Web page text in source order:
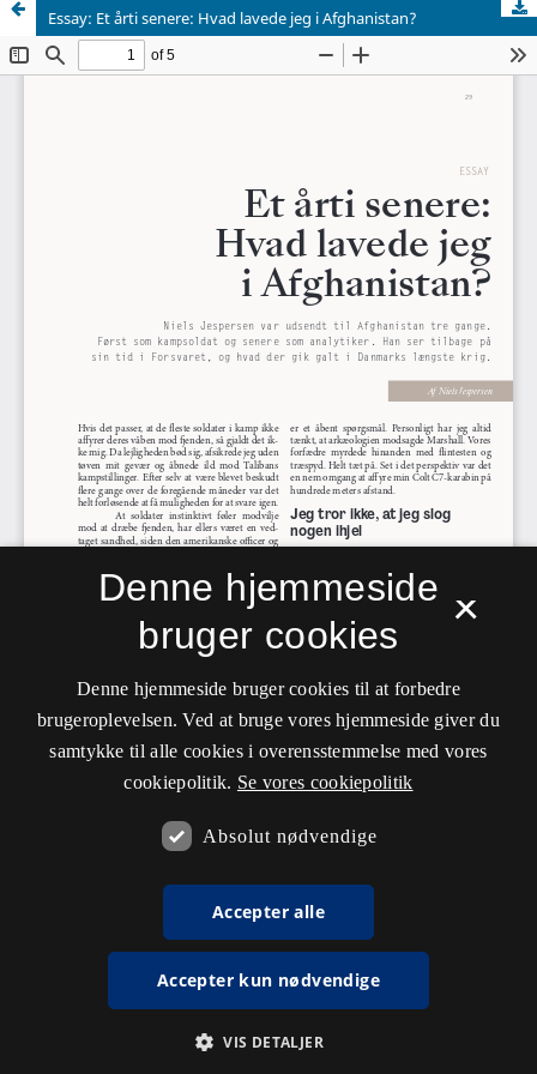
Essay: Et årti senere: Hvad lavede jeg i Afghanistan?
×
Denne hjemmeside
bruger cookies
Denne hjemmeside bruger cookies til at forbedre
brugeroplevelsen. Ved at bruge vores hjemmeside giver du
samtykke til alle cookies i overensstemmelse med vores
cookiepolitik. Se vores cookiepolitik
Absolut nødvendige
Accepter alle
Accepter kun nødvendige
VIS DETALJER